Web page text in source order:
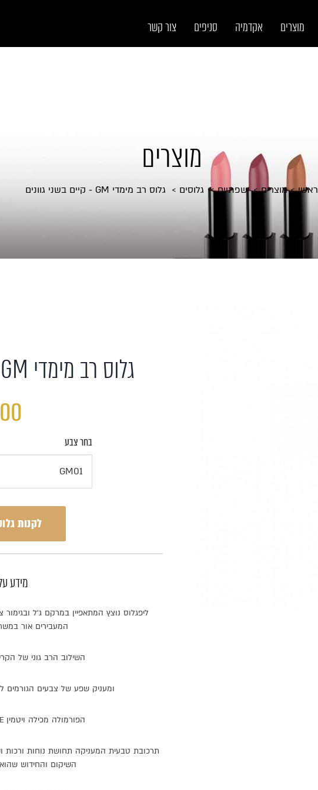
מוצרים אקדמיה סניפים צור קשר
מוצרים
ראשי מוצרים שפתיים גלוסים גלוס רב מימדי GM - קיים בשני גוונים
גלוס רב מימדי GM - קיים בשני גוונים
בחר צבע
לקנות
מידע
ליפגלוס נוצץ המתאפיין במרקם ג’ל ובגימור
המעבירים אור
השילוב הרב גוני של
ומעניק שפע של צבעים הגורמים
הפורמולה מכילה ויטמין
תרכובת טבעית המעניקה תחושת נוחות ורכות
השיקום והחידוש שהוא